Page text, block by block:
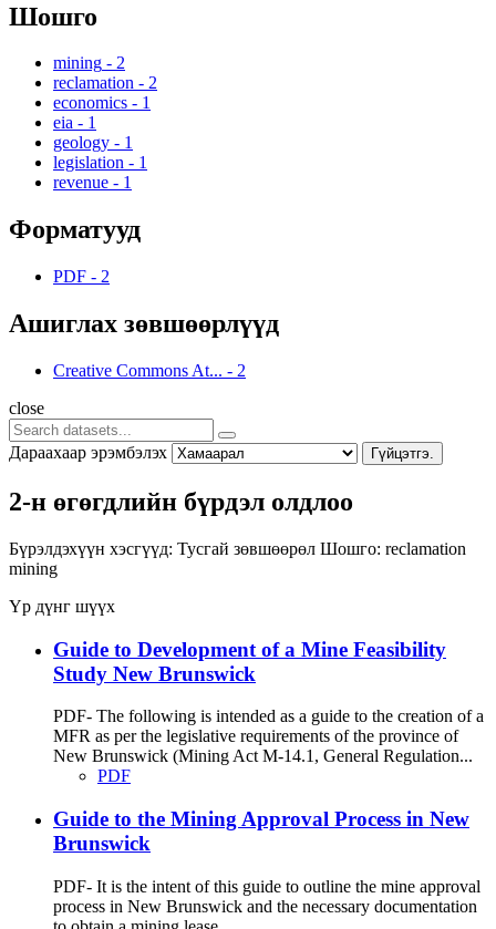
Шошго
mining - 2
reclamation - 2
economics - 1
eia - 1
geology - 1
legislation - 1
revenue - 1
Форматууд
PDF - 2
Ашиглах зөвшөөрлүүд
Creative Commons At... - 2
close
Дараахаар эрэмбэлэх Гүйцэтгэ.
2-н өгөгдлийн бүрдэл олдлоо
Бүрэлдэхүүн хэсгүүд: Тусгай зөвшөөрөл Шошго: reclamation
mining
Үр дүнг шүүх
Guide to Development of a Mine Feasibility
Study New Brunswick
PDF- The following is intended as a guide to the creation of a
MFR as per the legislative requirements of the province of
New Brunswick (Mining Act M-14.1, General Regulation...
PDF
Guide to the Mining Approval Process in New
Brunswick
PDF- It is the intent of this guide to outline the mine approval
process in New Brunswick and the necessary documentation